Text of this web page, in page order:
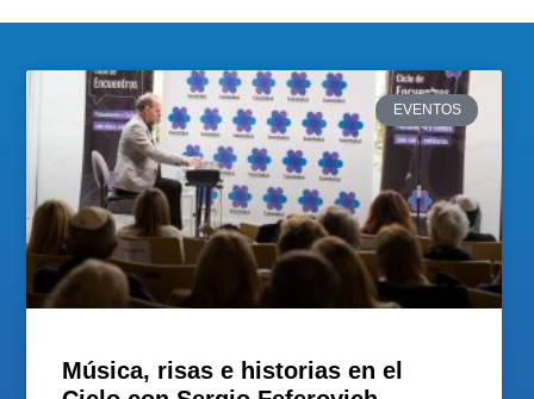
EVENTOS
Música, risas e historias en el